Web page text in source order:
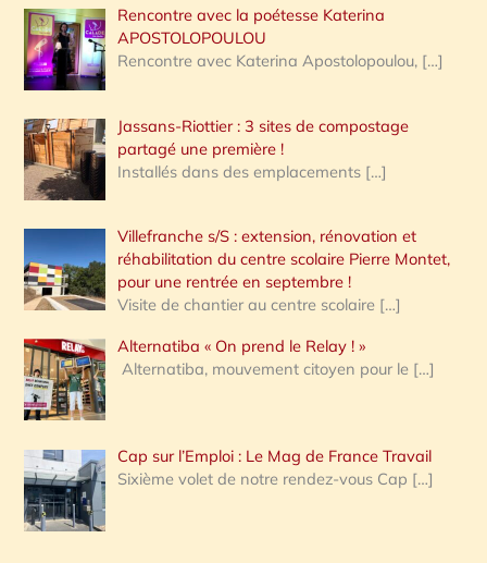
Rencontre avec la poétesse Katerina
APOSTOLOPOULOU
Rencontre avec Katerina Apostolopoulou, […]
Jassans-Riottier : 3 sites de compostage
partagé une première !
Installés dans des emplacements […]
Villefranche s/S : extension, rénovation et
réhabilitation du centre scolaire Pierre Montet,
pour une rentrée en septembre !
Visite de chantier au centre scolaire […]
Alternatiba « On prend le Relay ! »
Alternatiba, mouvement citoyen pour le […]
Cap sur l’Emploi : Le Mag de France Travail
Sixième volet de notre rendez-vous Cap […]